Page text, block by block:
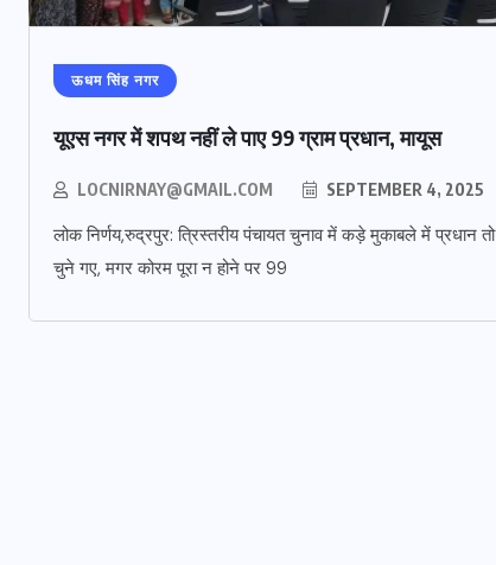
ऊधम सिंह नगर
यूएस नगर में शपथ नहीं ले पाए 99 ग्राम प्रधान, मायूस
LOCNIRNAY@GMAIL.COM SEPTEMBER 4, 2025
लोक निर्णय,रुद्रपुर: त्रिस्तरीय पंचायत चुनाव में कड़े मुकाबले में प्रधान तो
चुने गए, मगर कोरम पूरा न होने पर 99